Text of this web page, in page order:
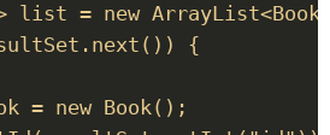
list = new
{
= new Book();